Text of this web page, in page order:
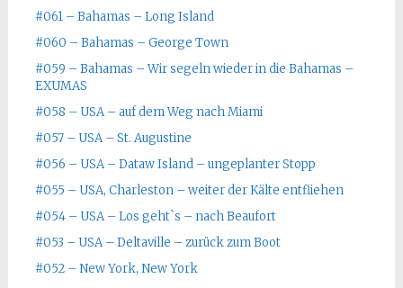
#061 – Bahamas – Long Island
#060 – Bahamas – George Town
#059 – Bahamas – Wir segeln wieder in die Bahamas –
EXUMAS
#058 – USA – auf dem Weg nach Miami
#057 – USA – St. Augustine
#056 – USA – Dataw Island – ungeplanter Stopp
#055 – USA, Charleston – weiter der Kälte entfliehen
#054 – USA – Los geht`s – nach Beaufort
#053 – USA – Deltaville – zurück zum Boot
#052 – New York, New York